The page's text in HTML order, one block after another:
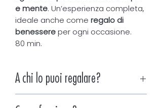
e mente. Un’esperienza completa,
ideale anche come regalo di
benessereper ogni occasione.
80 min.
A chi lo puoi regalare?